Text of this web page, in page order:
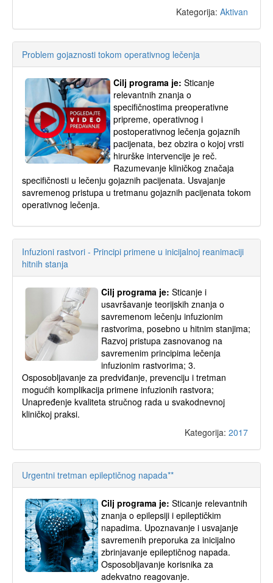
Kategorija: Aktivan
Problem gojaznosti tokom operativnog lečenja
Cilj programa je: Sticanje
relevantnih znanja o
specifičnostima preoperativne
pripreme, operativnog i
postoperativnog lečenja gojaznih
pacijenata, bez obzira o kojoj vrsti
hirurške intervencije je reč.
Razumevanje kliničkog značaja
specifičnosti u lečenju gojaznih pacijenata. Usvajanje
savremenog pristupa u tretmanu gojaznih pacijenata tokom
operativnog lečenja.
Infuzioni rastvori - Principi primene u inicijalnoj reanimaciji
hitnih stanja
Cilj programa je: Sticanje i
usavršavanje teorijskih znanja o
savremenom lečenju infuzionim
rastvorima, posebno u hitnim stanjima;
Razvoj pristupa zasnovanog na
savremenim principima lečenja
infuzionim rastvorima; 3.
Osposobljavanje za predviđanje, prevenciju i tretman
mogućih komplikacija primene infuzionih rastvora;
Unapređenje kvaliteta stručnog rada u svakodnevnoj
kliničkoj praksi.
Kategorija: 2017
Urgentni tretman epileptičnog napada**
Cilj programa je: Sticanje relevantnih
znanja o epilepsiji i epileptičkim
napadima. Upoznavanje i usvajanje
savremenih preporuka za inicijalno
zbrinjavanje epileptičnog napada.
Osposobljavanje korisnika za
adekvatno reagovanje.